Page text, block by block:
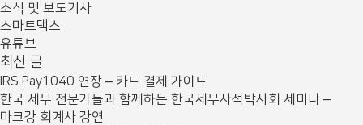
소식 및 보도기사
스마트택스
유튜브
최신 글
IRS Pay1040 연장 – 카드 결제 가이드
한국 세무 전문가들과 함께하는 한국세무사석박사회 세미나 –
마크강 회계사 강연